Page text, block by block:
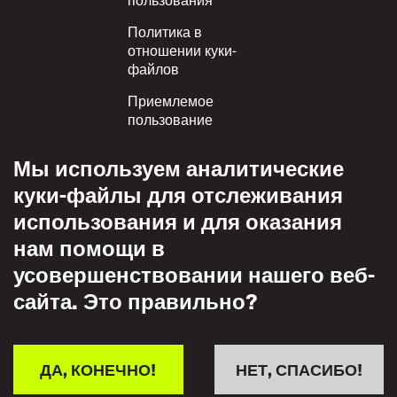
Политика в
отношении куки-
файлов
Приемлемое
пользование
конфиденциальности
Политика взаимного
уважения
Мы используем аналитические
куки-файлы для отслеживания
использования и для оказания
нам помощи в
усовершенствовании нашего веб-
сайта. Это правильно?
НЕТ, СПАСИБО!
ДА, КОНЕЧНО!